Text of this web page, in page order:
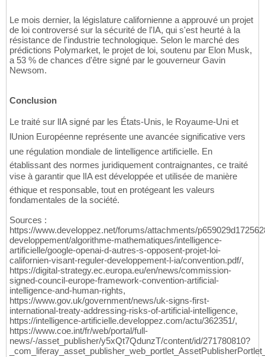
Le mois dernier, la législature californienne a approuvé un projet
de loi controversé sur la sécurité de l'IA, qui s'est heurté à la
résistance de l'industrie technologique. Selon le marché des
prédictions Polymarket, le projet de loi, soutenu par Elon Musk,
a 53 % de chances d'être signé par le gouverneur Gavin
Newsom.
Conclusion
Le traité sur lIA signé par les États-Unis, le Royaume-Uni et
lUnion Européenne représente une avancée significative vers
une régulation mondiale de lintelligence artificielle. En
établissant des normes juridiquement contraignantes, ce traité
vise à garantir que lIA est développée et utilisée de manière
éthique et responsable, tout en protégeant les valeurs
fondamentales de la société.
Sources :
https://www.developpez.net/forums/attachments/
developpement/algorithme-mathematiques/intelligence-
artificielle/google-openai-d-autres-s-opposent-projet-loi-
californien-visant-reguler-developpement-l-ia/convention.pdf/,
https://digital-strategy.ec.europa.eu/en/news/commission-
signed-council-europe-framework-convention-artificial-
intelligence-and-human-rights,
https://www.gov.uk/government/news/uk-signs-first-
international-treaty-addressing-risks-of-artificial-intelligence,
https://intelligence-artificielle.developpez.com/actu/362351/,
https://www.coe.int/fr/web/portal/full-
news/-/asset_publisher/y5xQt7QdunzT/content/id/271780810?